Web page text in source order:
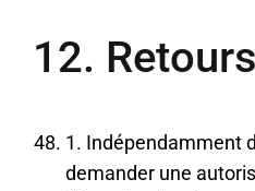
12. Retours
1. Indépendamment
demander une